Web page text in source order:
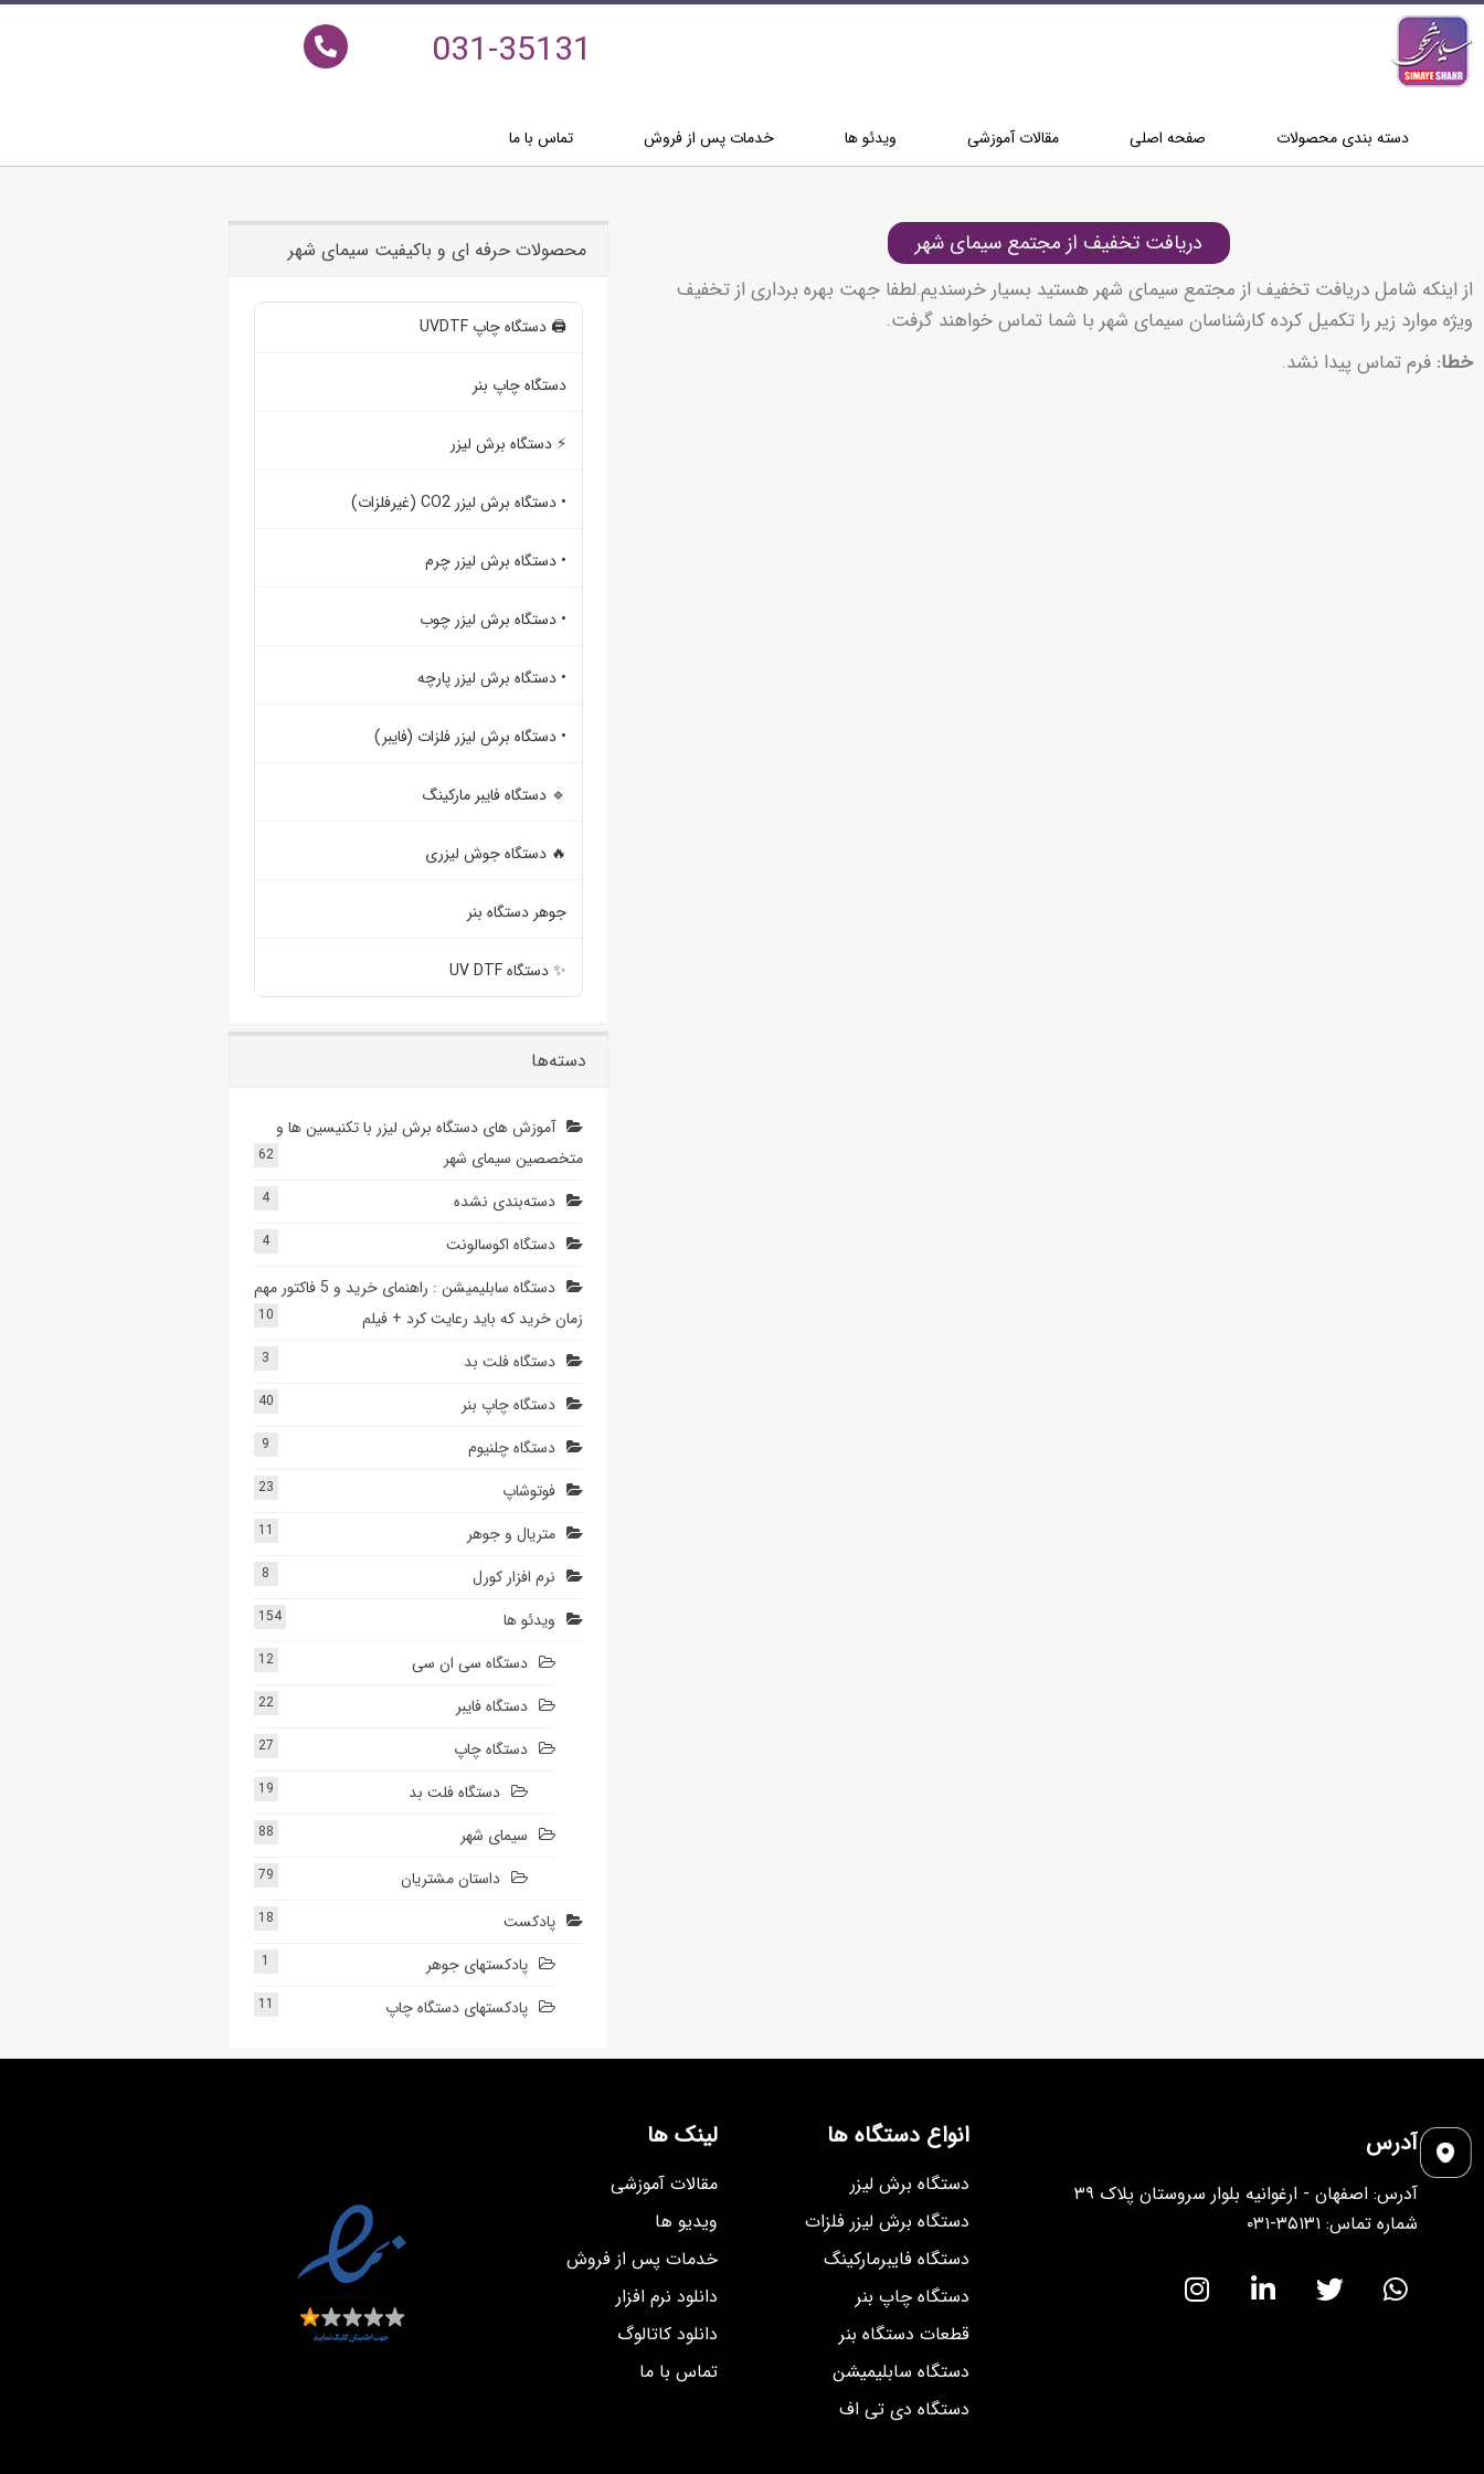
031-35131
دسته بندی محصولات صفحه اصلی مقالات آموزشی ویدئو ها خدمات پس از فروش تماس با ما
دریافت تخفیف از مجتمع سیمای شهر
از اینکه شامل دریافت تخفیف از مجتمع سیمای شهر هستید بسیار خرسندیم.لطفا جهت بهره برداری از تخفیف
ویژه موارد زیر را تکمیل کرده کارشناسان سیمای شهر با شما تماس خواهند گرفت.
خطا: فرم تماس پیدا نشد.
محصولات حرفه ای و باکیفیت سیمای شهر
🖨️ دستگاه چاپ UVDTF
دستگاه چاپ بنر
⚡ دستگاه برش لیزر
• دستگاه برش لیزر CO2 (غیرفلزات)
• دستگاه برش لیزر چرم
• دستگاه برش لیزر چوب
• دستگاه برش لیزر پارچه
• دستگاه برش لیزر فلزات (فایبر)
🔹 دستگاه فایبر مارکینگ
🔥 دستگاه جوش لیزری
جوهر دستگاه بنر
✨ دستگاه UV DTF
دسته‌ها
آموزش های دستگاه برش لیزر با تکنیسین ها و
متخصصین سیمای شهر
62
دسته‌بندی نشده 4
دستگاه اکوسالونت 4
دستگاه سابلیمیشن : راهنمای خرید و 5 فاکتور مهم
زمان خرید که باید رعایت کرد + فیلم
10
دستگاه فلت بد 3
دستگاه چاپ بنر 40
دستگاه چلنیوم 9
فوتوشاپ 23
متریال و جوهر 11
نرم افزار کورل 8
ویدئو ها 154
دستگاه سی ان سی 12
دستگاه فایبر 22
دستگاه چاپ 27
دستگاه فلت بد 19
سیمای شهر 88
داستان مشتریان 79
پادکست 18
پادکستهای جوهر 1
پادکستهای دستگاه چاپ 11
آدرس
آدرس: اصفهان - ارغوانیه بلوار سروستان پلاک ۳۹
شماره تماس: ۳۵۱۳۱-۰۳۱
انواع دستگاه ها
دستگاه برش لیزر
دستگاه برش لیزر فلزات
دستگاه فایبرمارکینگ
دستگاه چاپ بنر
قطعات دستگاه بنر
دستگاه سابلیمیشن
دستگاه دی تی اف
لینک ها
مقالات آموزشی
ویدیو ها
خدمات پس از فروش
دانلود نرم افزار
دانلود کاتالوگ
تماس با ما